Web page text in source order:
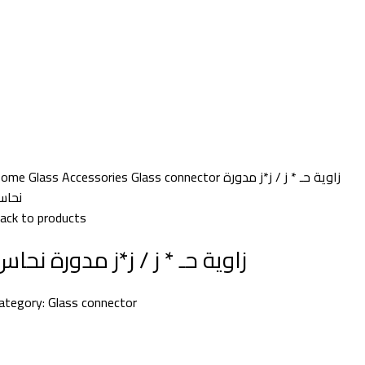
Glass AccessoriesGlass connectorزاوية حـ * ز / ز*ز مدورة
to products
زاوية حـ * ز / ز*ز مدورة
Glass connector